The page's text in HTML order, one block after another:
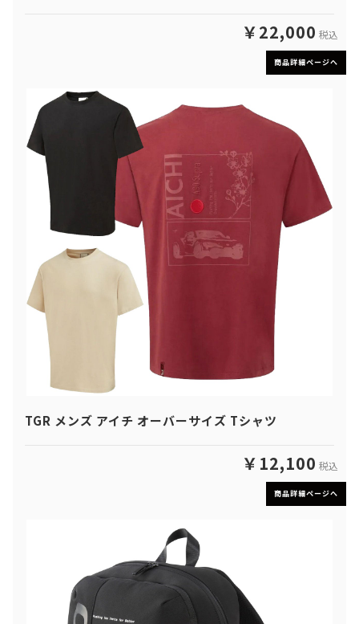
￥22,000 税込
商品詳細ページへ
TGR メンズ アイチ オーバーサイズ Tシャツ
￥12,100 税込
商品詳細ページへ